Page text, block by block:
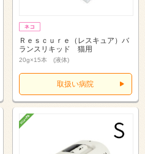
Ｒｅｓｃｕｒｅ（レスキュア）バ
ランスリキッド 猫用
20g×15本 (液体)
取扱い病院